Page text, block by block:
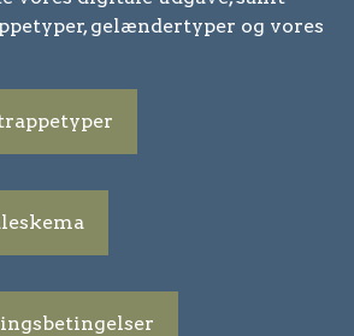
gelændertyper og vores